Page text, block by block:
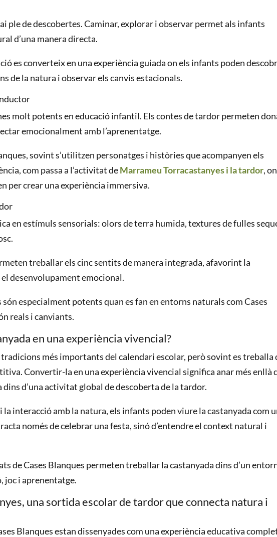
ple de descobertes. Caminar, explorar i observar permet als infants
d’una manera directa.
es converteix en una experiència guiada on els infants poden
de la natura i observar els canvis estacionals.
molt potents en educació infantil. Els contes de tardor permeten
emocionalment amb l’aprenentatge.
sovint s’utilitzen personatges i històries que acompanyen els
com passa a l’activitat deMarrameu Torracastanyes i la tardor,
per crear una experiència immersiva.
en estímuls sensorials: olors de terra humida, textures de fulles
treballar els cinc sentits de manera integrada, afavorint la
desenvolupament emocional.
especialment potents quan es fan en entorns naturals com Cases
reals i canviants.
en una experiència vivencial?
tradicions més importants del calendari escolar, però sovint es treballa
Convertir-la en una experiència vivencial significa anar més enllà
d’una activitat global de descoberta de la tardor.
la interacció amb la natura, els infants poden viure la castanyada com
només de celebrar una festa, sinó d’entendre el context natural i
de Cases Blanques permeten treballar la castanyada dins d’un
joc i aprenentatge.
una sortida escolar de tardor que connecta natura i
Blanques estan dissenyades com una experiència educativa